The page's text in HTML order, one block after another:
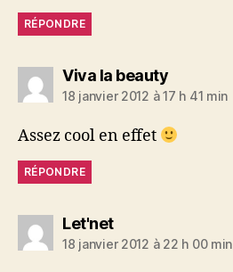
RÉPONDRE
Viva la beautydit :
18 janvier 2012 à 17 h 41 min
Assez cool en effet
RÉPONDRE
Let'netdit :
18 janvier 2012 à 22 h 00 min